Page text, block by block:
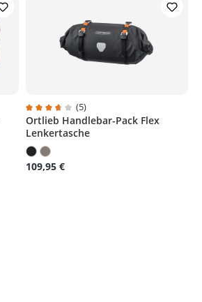
Durchschnittliche Bewertung von 3.8
(5)
Ortlieb Handlebar-Pack Flex
Lenkertasche
109,95 €